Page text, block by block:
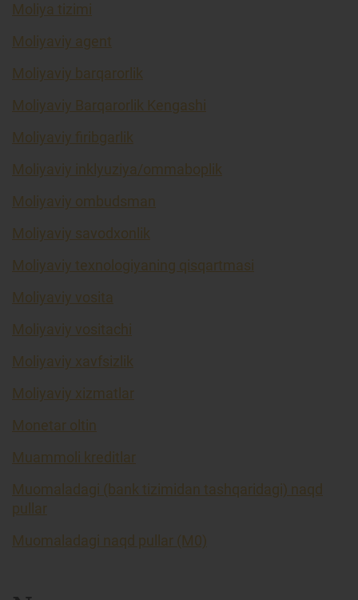
Moliya tizimi
Moliyaviy agent
Moliyaviy barqarorlik
Moliyaviy Barqarorlik Kengashi
Moliyaviy firibgarlik
Moliyaviy inklyuziya/ommaboplik
Moliyaviy ombudsman
Moliyaviy savodxonlik
Moliyaviy texnologiyaning qisqartmasi
Moliyaviy vosita
Moliyaviy vositachi
Moliyaviy xavfsizlik
Moliyaviy xizmatlar
Monetar oltin
Muammoli kreditlar
Muomaladagi (bank tizimidan tashqaridagi) naqd
pullar
Muomaladagi naqd pullar (M0)